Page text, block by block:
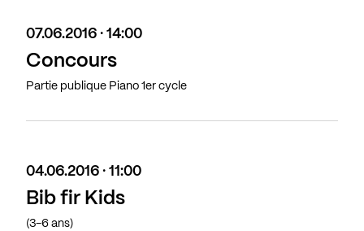
07.06.2016 · 14:00
Concours
Partie publique Piano 1er cycle
04.06.2016 · 11:00
Bib fir Kids
(3-6 ans)